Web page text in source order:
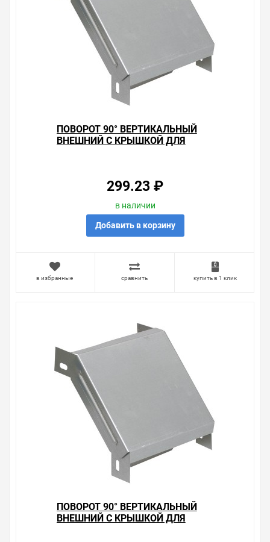
времени. Есть поиск по позициям.
Весь товар сертифицирован, отвечает требованиям
качества. Мы работаем с проверенными
поставщиками, продаем товар от давно
зарекомендовавших себя брендов.
Быстрая доставка в любой город – несколько
вариантов, вы всегда можете выбрать наиболее
крышкой для лотков 50х50 ИЭК , можно получить в
пункте выдачи, или заказать курьерскую доставку до
двери. Закажите выгодную доставку в Ваш город или
предлагают, а не покупать то, что нужно, что хочется.
Брак – это исключение в нашем ассортименте. Если он
выявлен, то возврат товара осуществляется в
соответствии с Законом Российской Федерации «О
защите прав потребителя». Это не значит, что нужно
Правила, согласно которым урегулируется проблема,
очень простые. Мы просто заменяем некачественный
товар на то, который соответствует ожиданиям, или
крышкой для лотков 50х50 ИЭК на складе уточняйте у
менеджера. Также можно получить консультацию по
тому, что мы продаем, узнать преимущества
конкретного товара, получить информацию об
отличительных особенностях товара, который вы
собираетесь купить. Мы всегда рады помочь,
посоветовать, рассказать подробно о товарах из
нашего ассортимента.
Свяжитесь с нами любым способом, который для вас
наиболее удобен. С удовольствием ответим на все
ПОВОРОТ 90° ВЕРТИКАЛЬНЫЙ
ВНЕШНИЙ С КРЫШКОЙ ДЛЯ
299.23 ₽
в наличии
Добавить в корзину
в избранные сравнить купить в 1 клик
ПОВОРОТ 90° ВЕРТИКАЛЬНЫЙ
ВНЕШНИЙ С КРЫШКОЙ ДЛЯ